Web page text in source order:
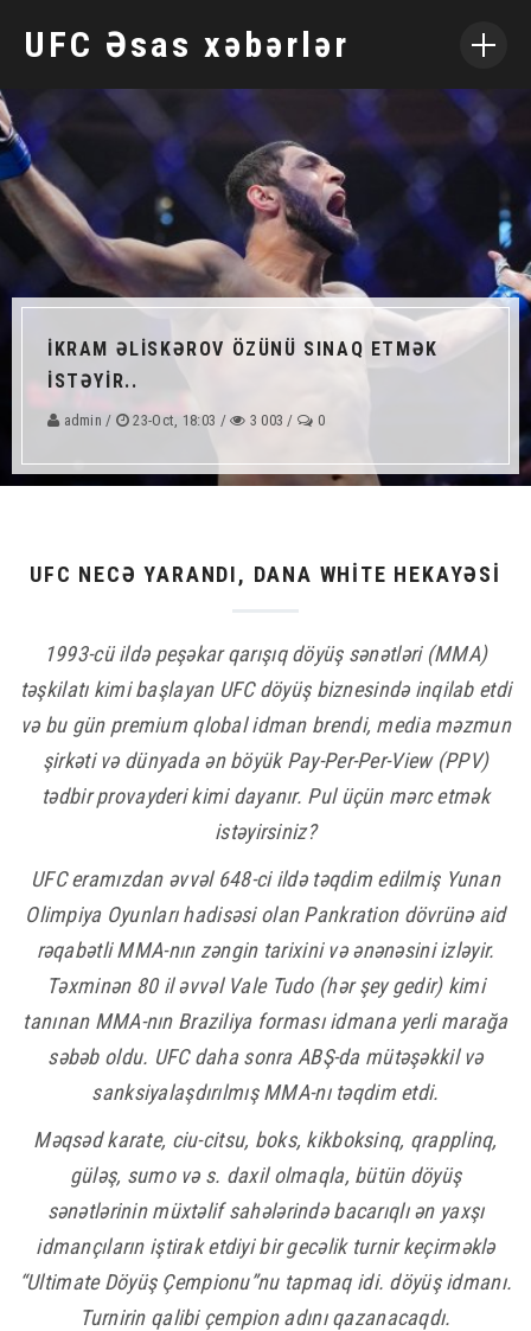
ƏSAS SƏHIFƏ
REYTİNLƏR
ATHLETES
PINCO
SOSIAL MEDIYA
MƏŞHUR
TAG BULUD
ATHLETES
EDWARDS vs COVINGTON
Islam Makhachev
UFC 294 UFC 296
TƏQVIM
« August 2026 »
Mon Tue Wed Thu Fri Sat Sun
1
3 4 5 6 7 8
17 18 19 20 21
UFC Əsas xəbərlər
İKRAM ƏLİSKƏROV ÖZÜNÜ SINAQ ETMƏK
İSTƏYİR..
admin / 23-Oct, 18:03 / 3 003 / 0
UFC NECƏ YARANDI, DANA WHITE HEKAYƏSI
1993-cü ildə peşəkar qarışıq döyüş sənətləri (MMA)
təşkilatı kimi başlayan UFC döyüş biznesində inqilab etdi
və bu gün premium qlobal idman brendi, media məzmun
şirkəti və dünyada ən böyük Pay-Per-Per-View (PPV)
tədbir provayderi kimi dayanır. Pul üçün mərc etmək
istəyirsiniz?
UFC eramızdan əvvəl 648-ci ildə təqdim edilmiş Yunan
Olimpiya Oyunları hadisəsi olan Pankration dövrünə aid
rəqabətli MMA-nın zəngin tarixini və ənənəsini izləyir.
Təxminən 80 il əvvəl Vale Tudo (hər şey gedir) kimi
tanınan MMA-nın Braziliya forması idmana yerli marağa
səbəb oldu. UFC daha sonra ABŞ-da mütəşəkkil və
sanksiyalaşdırılmış MMA-nı təqdim etdi.
Məqsəd karate, ciu-citsu, boks, kikboksinq, qrapplinq,
güləş, sumo və s. daxil olmaqla, bütün döyüş
sənətlərinin müxtəlif sahələrində bacarıqlı ən yaxşı
idmançıların iştirak etdiyi bir gecəlik turnir keçirməklə
“Ultimate Döyüş Çempionu”nu tapmaq idi. döyüş idmanı.
Turnirin qalibi çempion adını qazanacaqdı.